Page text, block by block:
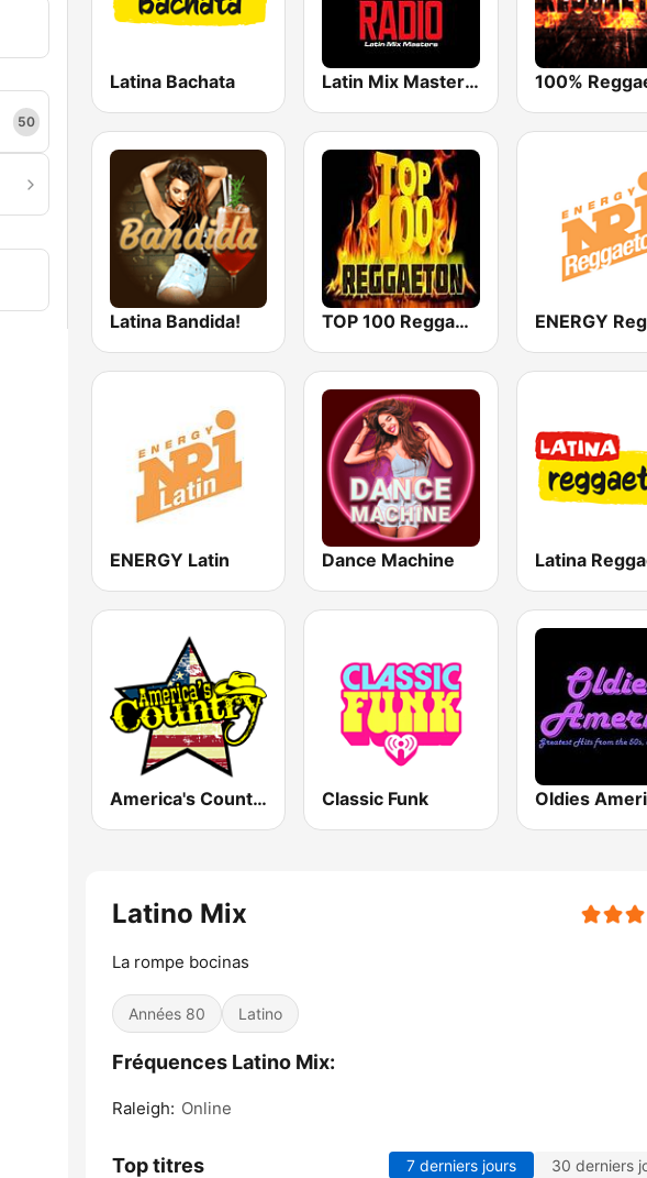
50
Latina Bachata Latin Mix Masters Reggaeton Radio
Latina Bandida! TOP 100 Reggaeton Exitos del Momento Radio
ENERGY Latin Dance Machine Latina
America's Country Classic Funk Oldies
Latino Mix
La rompe bocinas
Années 80 Latino
Fréquences Latino Mix:
Raleigh: Online
Top titres 7 derniers jours 30 derniers